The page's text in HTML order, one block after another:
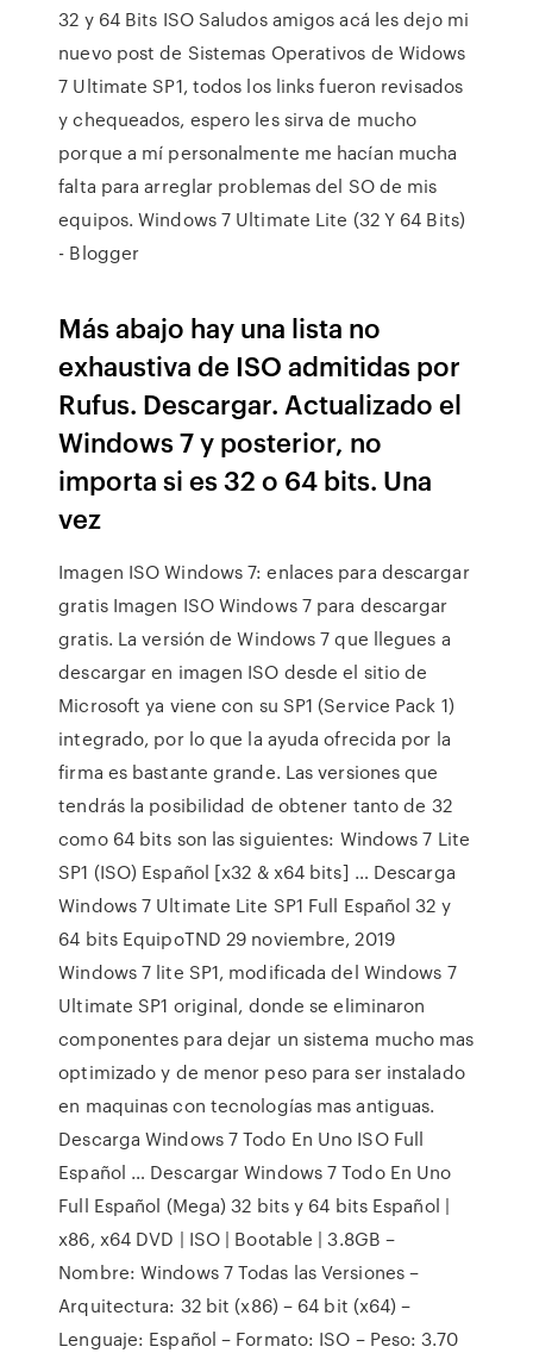
32 y 64 Bits ISO Saludos amigos acá les dejo mi
nuevo post de Sistemas Operativos de Widows
7 Ultimate SP1, todos los links fueron revisados
y chequeados, espero les sirva de mucho
porque a mí personalmente me hacían mucha
falta para arreglar problemas del SO de mis
equipos. Windows 7 Ultimate Lite (32 Y 64 Bits)
- Blogger
Más abajo hay una lista no
exhaustiva de ISO admitidas por
Rufus. Descargar. Actualizado el
Windows 7 y posterior, no
importa si es 32 o 64 bits. Una
vez
Imagen ISO Windows 7: enlaces para descargar
gratis Imagen ISO Windows 7 para descargar
gratis. La versión de Windows 7 que llegues a
descargar en imagen ISO desde el sitio de
Microsoft ya viene con su SP1 (Service Pack 1)
integrado, por lo que la ayuda ofrecida por la
firma es bastante grande. Las versiones que
tendrás la posibilidad de obtener tanto de 32
como 64 bits son las siguientes: Windows 7 Lite
SP1 (ISO) Español [x32 & x64 bits] … Descarga
Windows 7 Ultimate Lite SP1 Full Español 32 y
64 bits EquipoTND 29 noviembre, 2019
Windows 7 lite SP1, modificada del Windows 7
Ultimate SP1 original, donde se eliminaron
componentes para dejar un sistema mucho mas
optimizado y de menor peso para ser instalado
en maquinas con tecnologías mas antiguas.
Descarga Windows 7 Todo En Uno ISO Full
Español … Descargar Windows 7 Todo En Uno
Full Español (Mega) 32 bits y 64 bits Español |
x86, x64 DVD | ISO | Bootable | 3.8GB –
Nombre: Windows 7 Todas las Versiones –
Arquitectura: 32 bit (x86) – 64 bit (x64) –
Lenguaje: Español – Formato: ISO – Peso: 3.70